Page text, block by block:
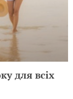
для всіх